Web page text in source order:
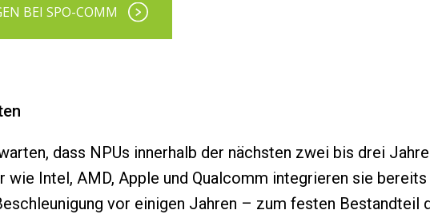
BEI SPO-COMM
dass NPUs innerhalb der nächsten zwei bis drei
wie Intel, AMD, Apple und Qualcomm integrieren sie
vor einigen Jahren – zum festen Bestandteil